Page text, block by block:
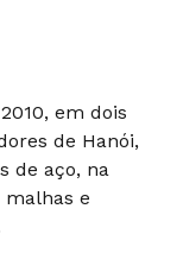
em dois
de Hanói,
de aço, na
e